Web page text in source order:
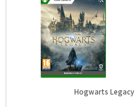
Hogwarts Legacy